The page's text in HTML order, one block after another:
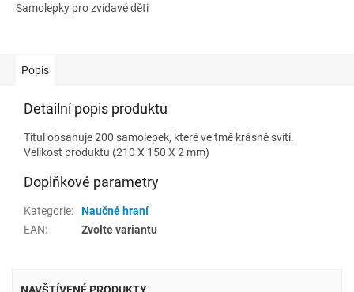
Samolepky pro zvídavé děti
Popis
Detailní popis produktu
Titul obsahuje 200 samolepek, které ve tmě krásně svítí.
Velikost produktu (210 X 150 X 2 mm)
Doplňkové parametry
Kategorie:
Naučné hraní
EAN: Zvolte variantu
NAVŠTÍVENÉ PRODUKTY